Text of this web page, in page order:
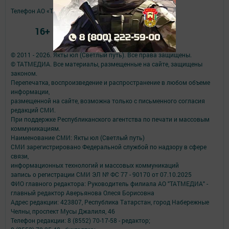
© 2011 - 2026. Якты юл (Светлый путь). Все права защищены.
© ТАТМЕДИА. Все материалы, размещенные на сайте, защищены
законом.
Перепечатка, воспроизведение и распространение в любом объеме
информации,
размещенной на сайте, возможна только с письменного согласия
редакций СМИ.
При поддержке Республиканского агентства по печати и массовым
коммуникациям.
Наименование СМИ: Якты юл (Светлый путь)
СМИ зарегистрировано Федеральной службой по надзору в сфере
связи,
информационных технологий и массовых коммуникаций
запись о регистрации СМИ ЭЛ № ФС 77 - 90170 от 07.10.2025
ФИО главного редактора: Руководитель филиала АО "ТАТМЕДИА" -
главный редактор Аверьянова Олеся Борисовна
Адрес редакции: 423807, Республика Татарстан, город Набережные
Челны, проспект Мусы Джалиля, 46
Телефон редакции: 8 (8552) 70-17-58 - редактор;
Телефон АО «ТАТМЕДИА»:(843) 222 09 84
16+